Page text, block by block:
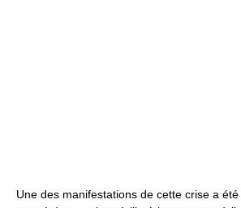
Une des manifestations de cette crise a